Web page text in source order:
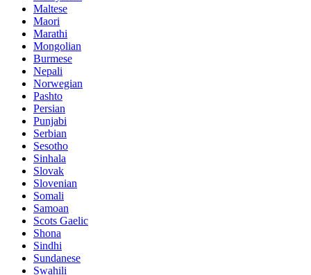
Maltese
Maori
Marathi
Mongolian
Burmese
Nepali
Norwegian
Pashto
Persian
Punjabi
Serbian
Sesotho
Sinhala
Slovak
Slovenian
Somali
Samoan
Scots Gaelic
Shona
Sindhi
Sundanese
Swahili